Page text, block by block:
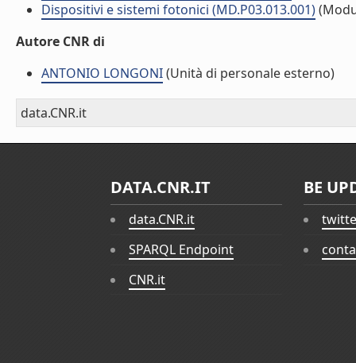
Dispositivi e sistemi fotonici (MD.P03.013.001)
Autore CNR di
ANTONIO LONGONI(Unità di personale esterno)
data.CNR.it
DATA.CNR.IT
data.CNR.it
SPARQL Endpoint
CNR.it
BE